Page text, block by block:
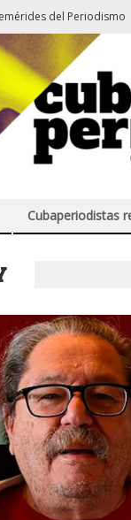
del Periodismo
Cubaperiodistas